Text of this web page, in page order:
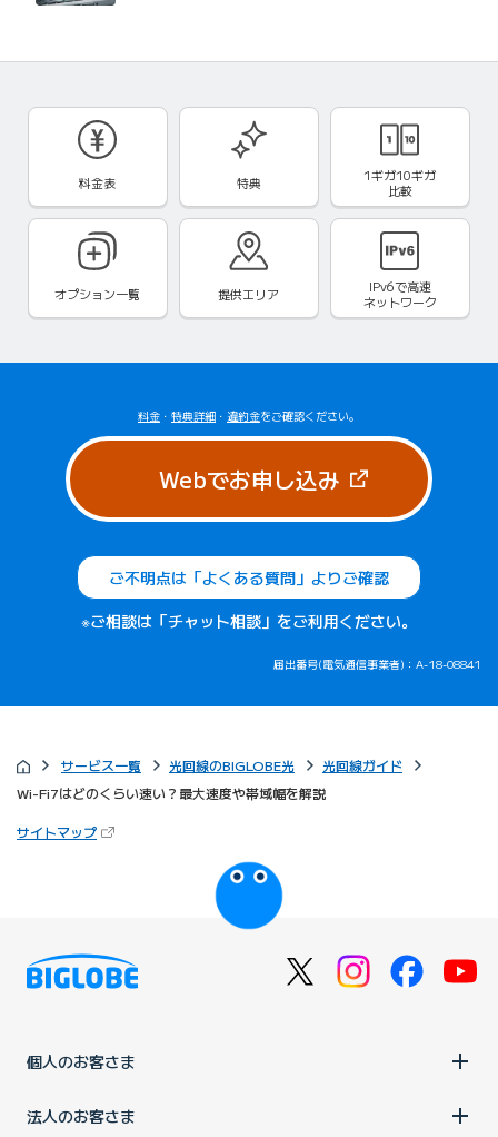
料金表 特典
1ギガ10ギガ
比較
オプション一覧 提供エリア IPv6で高速
ネットワーク
料金 ・ 特典詳細 ・ 違約金をご確認ください。
Webでお申し込み（新しいタブ
ご不明点は「よくある質問」よりご確認
※ご相談は「チャット相談」をご利用ください。
届出番号(電気通信事業者)：A-18-08841
サービス一覧 光回線のBIGLOBE光
光回線ガイド
Wi-Fi7はどのくらい速い？最大速度や帯域幅を解説
サイトマップ（新しいタブで開きます）
びっぷるのページ
個人のお客さま
法人のお客さま